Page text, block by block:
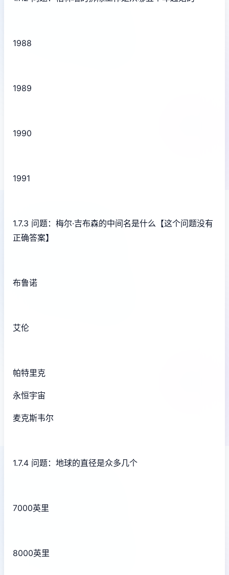
1988
1989
1990
1991
1.7.3 问题：梅尔·吉布森的中间名是什么【这个问题没有
正确答案】
布鲁诺
艾伦
帕特里克
永恒宇宙
麦克斯韦尔
1.7.4 问题：地球的直径是众多几个
7000英里
8000英里